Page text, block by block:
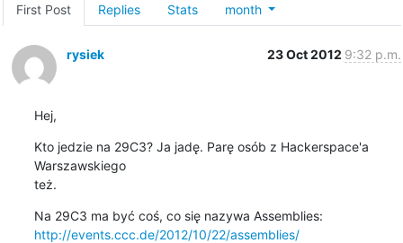
First Post Replies Stats month
rysiek 23 Oct 2012 9:32 p.m.
Hej,
Kto jedzie na 29C3? Ja jadę. Parę osób z Hackerspace'a
Warszawskiego
też.
http://events.ccc.de/2012/10/22/assemblies/